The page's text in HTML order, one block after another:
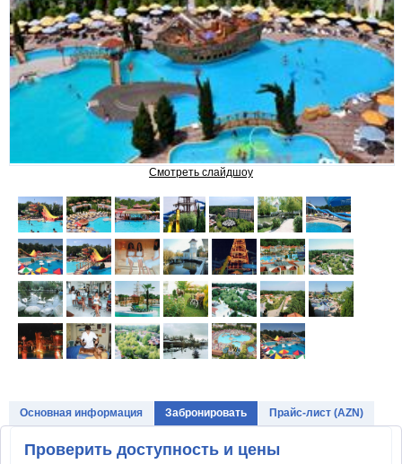
ЛЕРИК
САНАТОРИИ И ОТЕЛИ
Chinar Hotel & Spa Naftalan
NAFTALAN Hotel by Rixos
SHAHDAG Hotel & Spa
Pik Palace Shahdag
RIXOS GUBA
GARABAG RESORT & SPA
Samaxi Palace Platinum by
Rixos
ИНФОРМАЦИЯ
Смотреть слайдшоу
Основная информация Забронировать Прайс-лист (AZN)
Проверить доступность и цены